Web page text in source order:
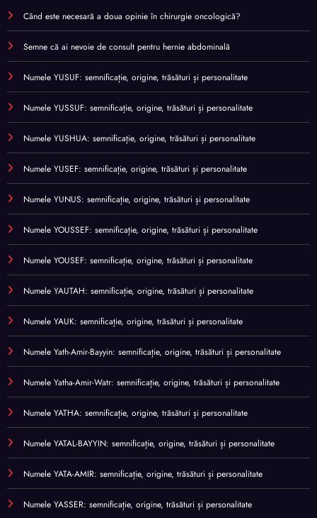
Când este necesară a doua opinie în chirurgie oncologică?
Semne că ai nevoie de consult pentru hernie abdominală
Numele YUSUF: semnificație, origine, trăsături și personalitate
Numele YUSSUF: semnificație, origine, trăsături și personalitate
Numele YUSHUA: semnificație, origine, trăsături și personalitate
Numele YUSEF: semnificație, origine, trăsături și personalitate
Numele YUNUS: semnificație, origine, trăsături și personalitate
Numele YOUSSEF: semnificație, origine, trăsături și personalitate
Numele YOUSEF: semnificație, origine, trăsături și personalitate
Numele YAUTAH: semnificație, origine, trăsături și personalitate
Numele YAUK: semnificație, origine, trăsături și personalitate
Numele Yath-Amir-Bayyin: semnificație, origine, trăsături și personalitate
Numele Yatha-Amir-Watr: semnificație, origine, trăsături și personalitate
Numele YATHA: semnificație, origine, trăsături și personalitate
Numele YATAL-BAYYIN: semnificație, origine, trăsături și personalitate
Numele YATA-AMIR: semnificație, origine, trăsături și personalitate
Numele YASSER: semnificație, origine, trăsături și personalitate